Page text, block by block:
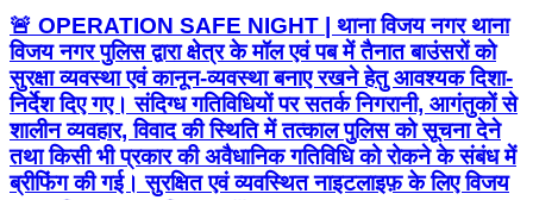
🚨 OPERATION SAFE NIGHT | थाना विजय नगर थाना
विजय नगर पुलिस द्वारा क्षेत्र के मॉल एवं पब में तैनात बाउंसरों को
सुरक्षा व्यवस्था एवं कानून-व्यवस्था बनाए रखने हेतु आवश्यक दिशा-
निर्देश दिए गए। संदिग्ध गतिविधियों पर सतर्क निगरानी, आगंतुकों से
शालीन व्यवहार, विवाद की स्थिति में तत्काल पुलिस को सूचना देने
तथा किसी भी प्रकार की अवैधानिक गतिविधि को रोकने के संबंध में
ब्रीफिंग की गई। सुरक्षित एवं व्यवस्थित नाइटलाइफ़ के लिए विजय